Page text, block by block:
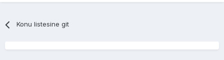
Konu listesine git